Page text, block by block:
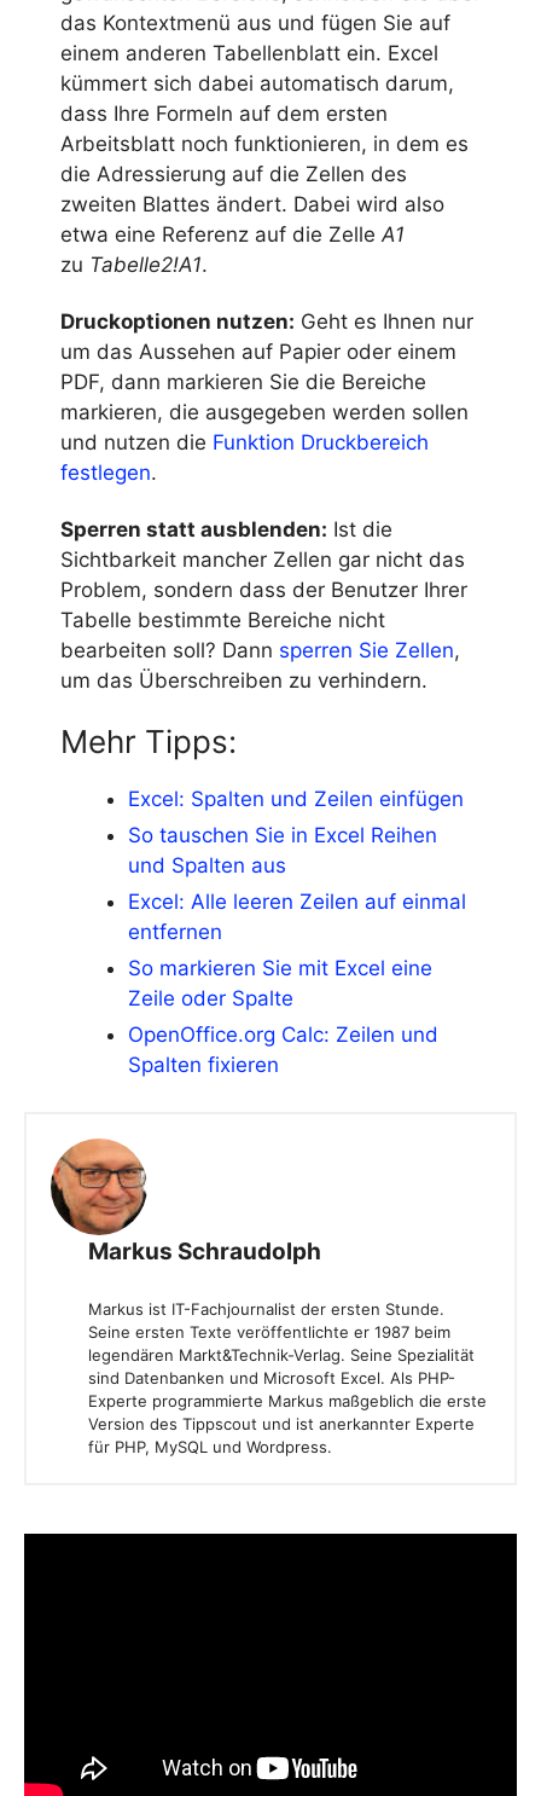
das Kontextmenü aus und fügen Sie auf
einem anderen Tabellenblatt ein. Excel
kümmert sich dabei automatisch darum,
dass Ihre Formeln auf dem ersten
Arbeitsblatt noch funktionieren, in dem es
die Adressierung auf die Zellen des
zweiten Blattes ändert. Dabei wird also
etwa eine Referenz auf die ZelleA1
zu Tabelle2!A1.
Druckoptionen nutzen: Geht es Ihnen nur
um das Aussehen auf Papier oder einem
PDF, dann markieren Sie die Bereiche
markieren, die ausgegeben werden sollen
und nutzen die Funktion Druckbereich
festlegen.
Sperren statt ausblenden: Ist die
Sichtbarkeit mancher Zellen gar nicht das
Problem, sondern dass der Benutzer Ihrer
Tabelle bestimmte Bereiche nicht
bearbeiten soll? Dann sperren Sie Zellen,
um das Überschreiben zu verhindern.
Mehr Tipps:
Excel: Spalten und Zeilen einfügen
So tauschen Sie in Excel Reihen
und Spalten aus
Excel: Alle leeren Zeilen auf einmal
entfernen
So markieren Sie mit Excel eine
Zeile oder Spalte
OpenOffice.org Calc: Zeilen und
Spalten fixieren
Markus Schraudolph
Markus ist IT-Fachjournalist der ersten Stunde.
Seine ersten Texte veröffentlichte er 1987 beim
legendären Markt&Technik-Verlag. Seine Spezialität
sind Datenbanken und Microsoft Excel. Als PHP-
Experte programmierte Markus maßgeblich die erste
Version des Tippscout und ist anerkannter Experte
für PHP, MySQL und Wordpress.